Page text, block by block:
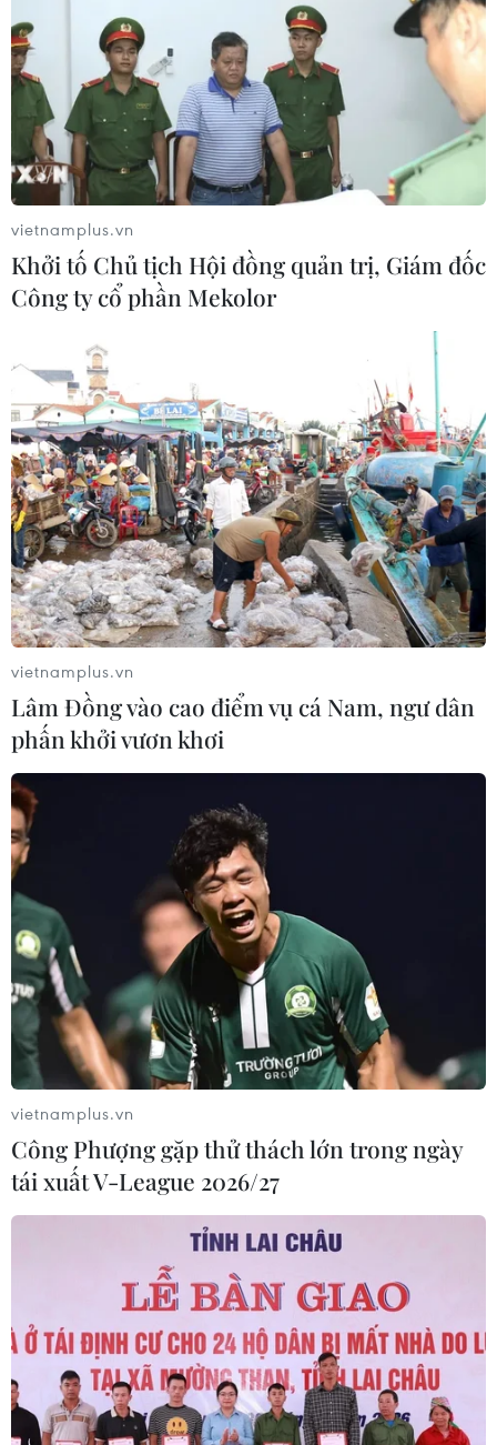
vietnamplus.vn
Khởi tố Chủ tịch Hội đồng quản trị, Giám đốc
Công ty cổ phần Mekolor
vietnamplus.vn
Lâm Đồng vào cao điểm vụ cá Nam, ngư dân
phấn khởi vươn khơi
vietnamplus.vn
Công Phượng gặp thử thách lớn trong ngày
tái xuất V-League 2026/27